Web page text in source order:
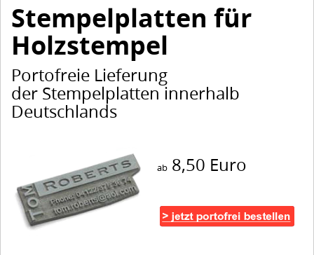
Stempelplatten für
Holzstempel
Portofreie Lieferung
der Stempelplatten innerhalb
Deutschlands
ab 8,50 Euro